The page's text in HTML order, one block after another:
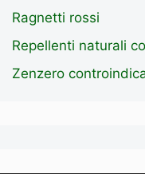
Ragnetti rossi
Repellenti naturali
Zenzero